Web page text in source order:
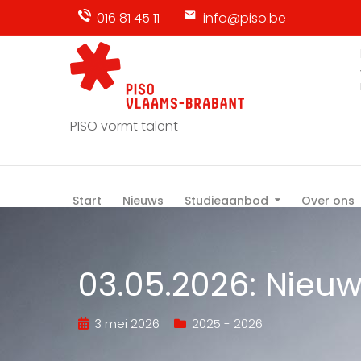
016 81 45 11 info@piso.be
PISO vormt talent
Start Nieuws Studieaanbod Over ons
03.05.2026:
3 mei 2026 2025 - 2026